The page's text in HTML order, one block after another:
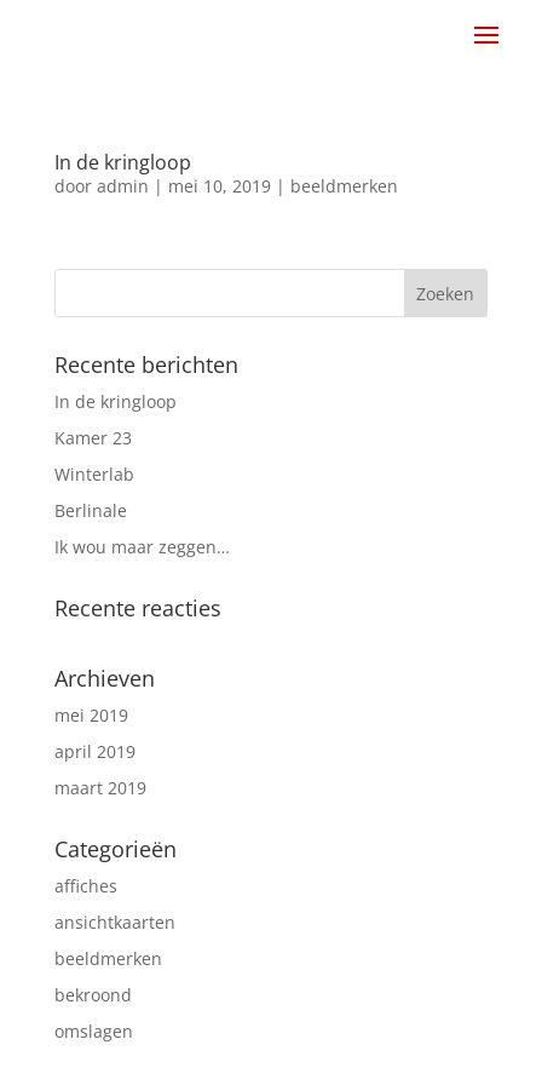
In de kringloop
door admin | mei 10, 2019| beeldmerken
Recente berichten
In de kringloop
Kamer 23
Winterlab
Berlinale
Ik wou maar zeggen…
Recente reacties
Archieven
mei 2019
april 2019
maart 2019
Categorieën
affiches
ansichtkaarten
beeldmerken
bekroond
omslagen